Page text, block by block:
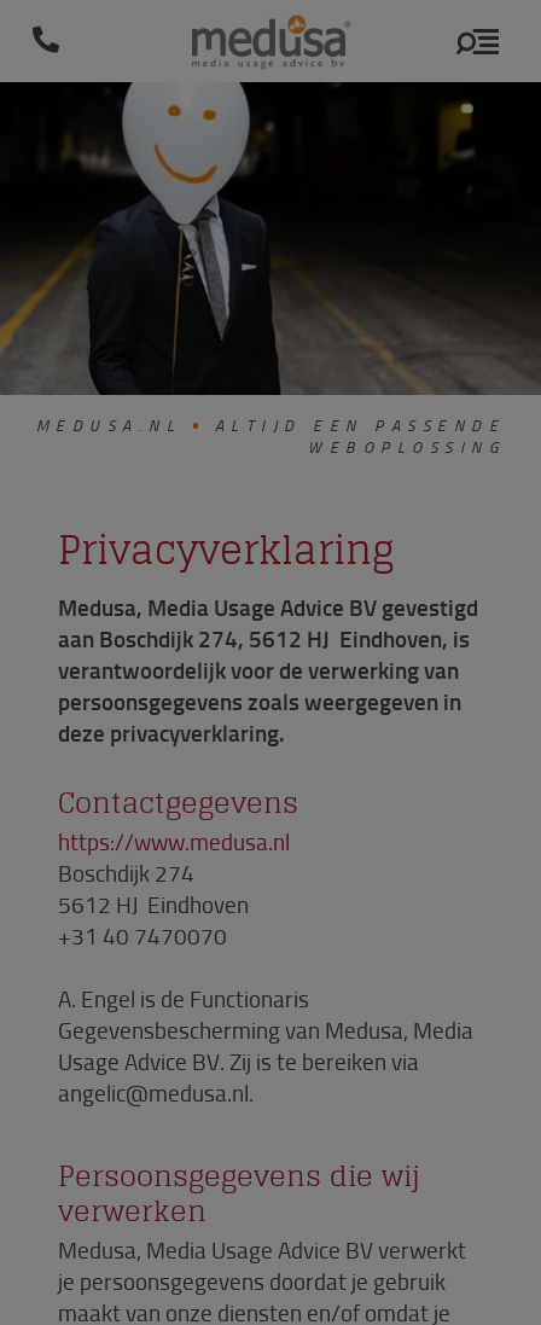
MEDUSA.NL
ALTIJD EEN PASSENDE
WEBOPLOSSING
Privacyverklaring
Medusa, Media Usage Advice BV gevestigd
aan Boschdijk 274, 5612 HJ Eindhoven, is
verantwoordelijk voor de verwerking van
persoonsgegevens zoals weergegeven in
deze privacyverklaring.
Contactgegevens
https://www.medusa.nl
Boschdijk 274
5612 HJ Eindhoven
+31 40 7470070
A. Engel is de Functionaris
Gegevensbescherming van Medusa, Media
Usage Advice BV. Zij is te bereiken via
angelic@medusa.nl.
Persoonsgegevens die wij
verwerken
Medusa, Media Usage Advice BV verwerkt
je persoonsgegevens doordat je gebruik
maakt van onze diensten en/of omdat je